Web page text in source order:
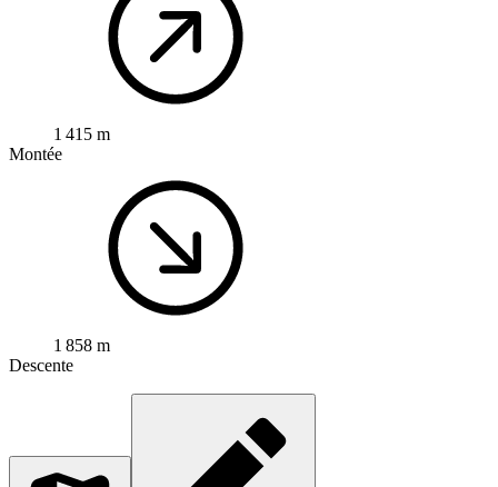
1 415 m
Montée
1 858 m
Descente